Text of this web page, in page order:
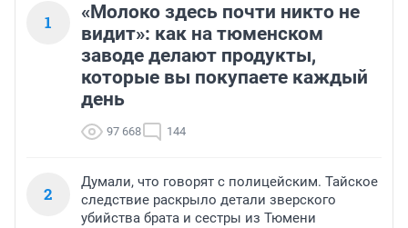
1
«Молоко здесь почти никто не
видит»: как на тюменском
заводе делают продукты,
которые вы покупаете каждый
день
97 668 144
2
Думали, что говорят с полицейским. Тайское
следствие раскрыло детали зверского
убийства брата и сестры из Тюмени